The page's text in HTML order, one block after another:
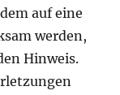
auf eine
werden,
Hinweis.